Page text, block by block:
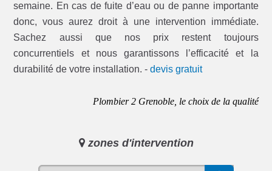
semaine. En cas de fuite d’eau ou de panne importante
donc, vous aurez droit à une intervention immédiate.
Sachez aussi que nos prix restent toujours
concurrentiels et nous garantissons l’efficacité et la
durabilité de votre installation. -devis gratuit
Plombier 2 Grenoble, le choix de la qualité
zones d'intervention